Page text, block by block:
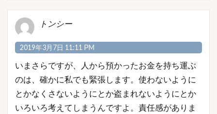
トンシー
2019年3月7日 11:11 PM
いまさらですが、人から預かったお金を持ち運ぶ
のは、確かに私でも緊張します。使わないように
とかなくさないようにとか盗まれないようにとか
いろいろ考えてしまうんですよ。責任感がありま